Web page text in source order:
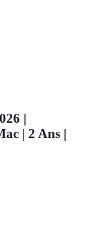
|
| 2 Ans |